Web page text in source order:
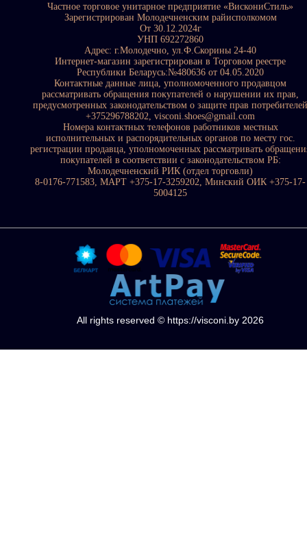
Частное торговое унитарное предприятие «ВискониСтиль»
Зарегистрирован Молодечненским райисполкомом
От 30.12.2024г
УНП 692272860
Адрес: г.Молодечно, ул.Ф.Скорины 24-40
Интернет-магазин зарегистрирован в Торговом реестре
Республики Беларусь:№480636 от 04.05.2020
Контактные данные лица, уполномоченного продавцом
рассматривать обращения покупателей о нарушении их прав,
предусмотренных законодательством о защите прав потребителей
+375296788202, visconi.shoes@gmail.com
Номера контактных телефонов работников местных
исполнительных и распорядительных органов по месту гос.
регистрации продавца, уполномоченных рассматривать
покупателей в соответствии с законодательством РБ:
Молодечненский РИК (отдел торговли)
8-0176-771583, МАРТ +375-17-3259202, Минский ОИК +375-17-
5004125
All rights reserved © https://visconi.by 2026